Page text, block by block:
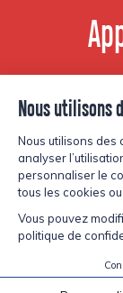
© Copyright Lesters